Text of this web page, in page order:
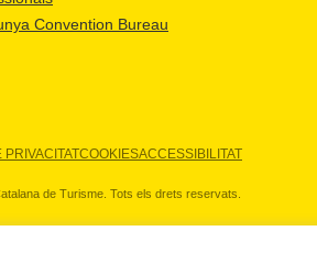
Convention Bureau
PRIVACITATCOOKIESACCESSIBILITAT
de Turisme. Tots els drets reservats.